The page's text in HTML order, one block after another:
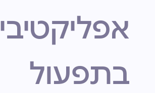
אפליקטיבי
בתפעול